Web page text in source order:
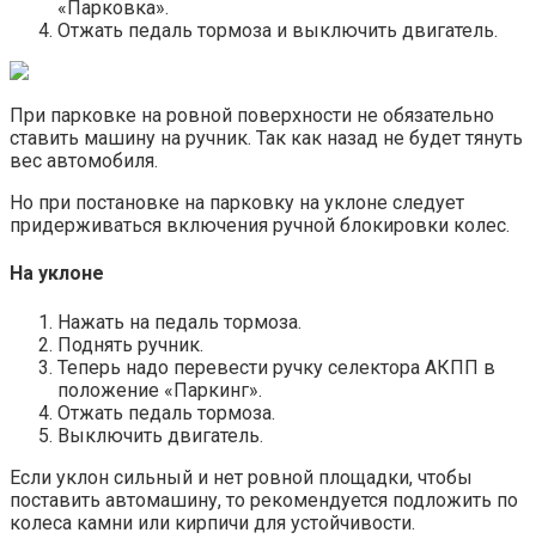
«Парковка».
Отжать педаль тормоза и выключить двигатель.
При парковке на ровной поверхности не обязательно
ставить машину на ручник. Так как назад не будет тянуть
вес автомобиля.
Но при постановке на парковку на уклоне следует
придерживаться включения ручной блокировки колес.
На уклоне
Нажать на педаль тормоза.
Поднять ручник.
Теперь надо перевести ручку селектора АКПП в
положение «Паркинг».
Отжать педаль тормоза.
Выключить двигатель.
Если уклон сильный и нет ровной площадки, чтобы
поставить автомашину, то рекомендуется подложить по
колеса камни или кирпичи для устойчивости.